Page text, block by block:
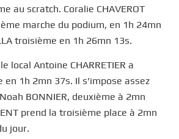
au scratch. Coralie CHAVEROT
marche du podium, en 1h 24mn
troisième en 1h 26mn 13s.
local Antoine CHARRETIER a
en 1h 2mn 37s. Il s’impose assez
BONNIER, deuxième à 2mn
prend la troisième place à 2mn
jour.